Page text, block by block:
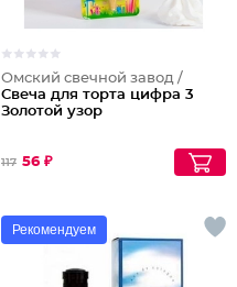
Омский свечной завод /
Свеча для торта цифра 3
Золотой узор
117 56 ₽
Рекомендуем